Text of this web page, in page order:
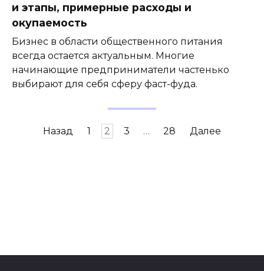
и этапы, примерные расходы и
окупаемость
Бизнес в области общественного питания
всегда остается актуальным. Многие
начинающие предприниматели частенько
выбирают для себя сферу фаст-фуда.
Навигация
Назад 1 2 3 … 28 Далее